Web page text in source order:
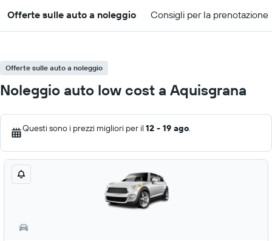
Offerte sulle auto a noleggio Consigli per la prenotazione
Offerte sulle auto a noleggio
Noleggio auto low cost a Aquisgrana
Questi sono i prezzi migliori per il 12 - 19 ago.